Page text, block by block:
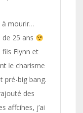
à mourir…
de 25 ans
fils Flynn et
le charisme
pré-big bang.
des
affcihes, j’ai